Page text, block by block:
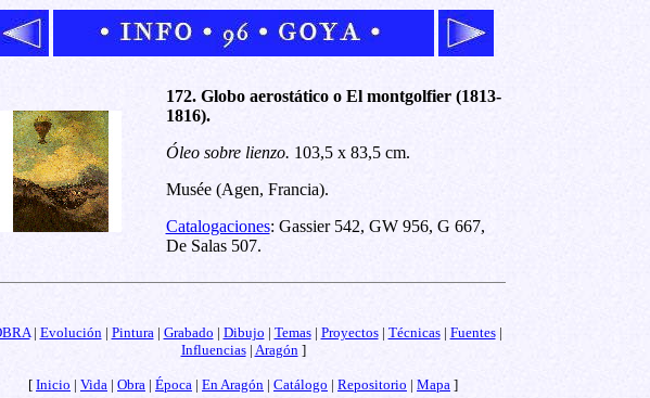
172. Globo aerostático o El montgolfier (1813-
1816).
Óleo sobre lienzo. 103,5 x 83,5 cm.
Musée (Agen, Francia).
Catalogaciones: Gassier 542, GW 956, G 667,
De Salas 507.
| Evolución| Pintura| Grabado | Dibujo | Temas| Proyectos| Técnicas| Fuentes|
Influencias| Aragón]
[ Inicio | Vida | Obra | Época | En Aragón | Catálogo | Repositorio | Mapa ]